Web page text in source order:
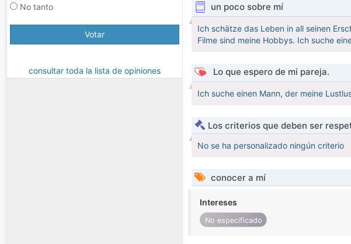
No tanto
Votar
consultar toda la lista de opiniones
un poco sobre mí
Ich schätze das Leben in all seinen
Filme sind meine Hobbys. Ich suche
Lo que espero de mi pareja.
Ich suche einen Mann, der meine
Los criterios que deben ser
No se ha personalizado ningún criterio
conocer a mí
Intereses
No especificado